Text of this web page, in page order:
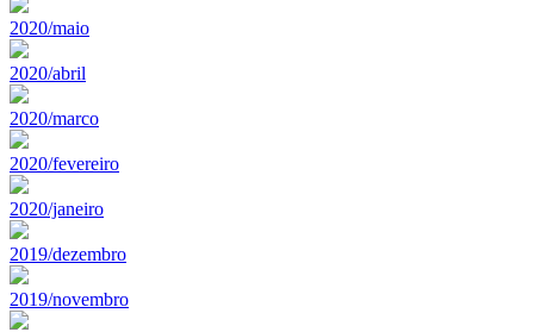
2020/maio
2020/abril
2020/marco
2020/fevereiro
2020/janeiro
2019/dezembro
2019/novembro